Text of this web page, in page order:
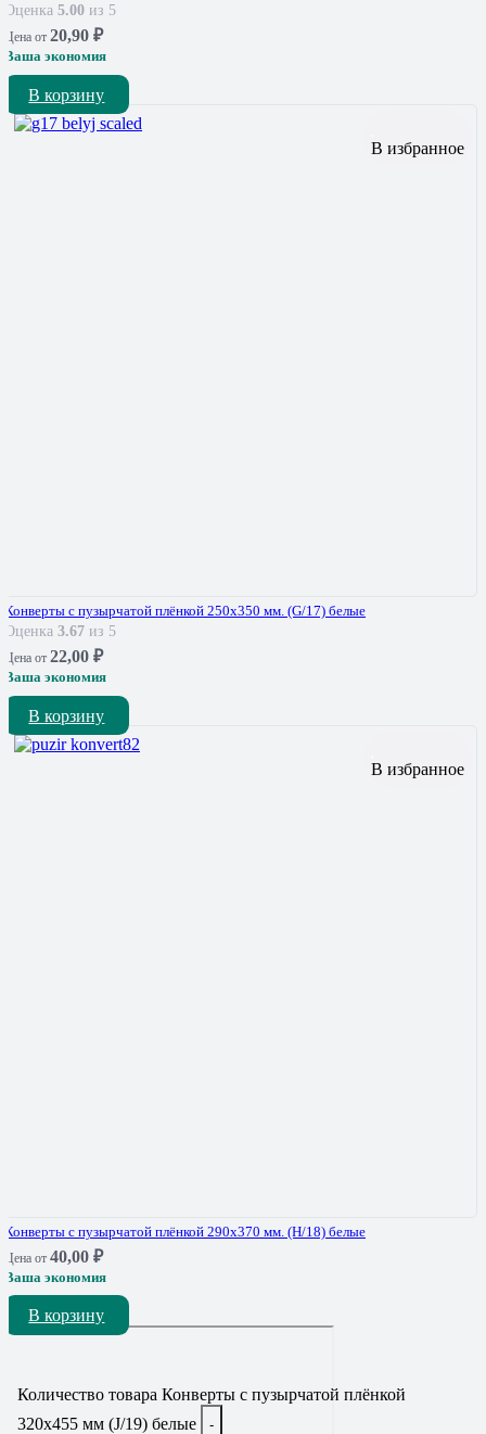
Количество товара Конверты с пузырчатой плёнкой
320х455 мм (J/19) белые
-
Оценка 5.00 из 5
Цена от 20,90 ₽
Ваша экономия
В корзину
В избранное
Конверты с пузырчатой плёнкой 250х350 мм. (G/17) белые
Оценка 3.67 из 5
Цена от 22,00 ₽
Ваша экономия
В корзину
В избранное
Конверты с пузырчатой плёнкой 290х370 мм. (Н/18) белые
Цена от 40,00 ₽
Ваша экономия
В корзину